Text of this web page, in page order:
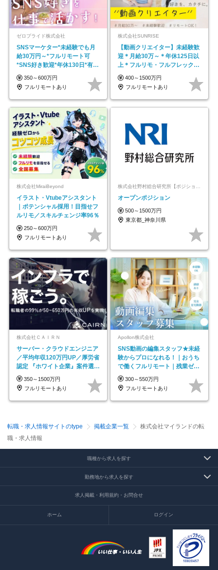
ゼロプライド株式会社
SNSマーケター*未経験でも月
給30万円～*フルリモート可
*SNS好き歓迎*年休130日*有休
取得率100%
350～600万円
フルリモートあり
株式会社SUNRISE
【動画クリエイター】未経験歓
迎＊月給30万～＊年休125日以
上＊フルリモ・フルフレックス
◆10名の採用が決定◆
400～1500万円
フルリモートあり
株式会社MiraiBeyond
イラスト・Vtubeアシスタント
｜ポテンシャル採用！目指せフ
ルリモ／スキルチェンジ率96％
250～600万円
フルリモートあり
株式会社野村総合研究所【ポジションマッチ登録】
オープンポジション
500～1500万円
東京都_神奈川県
株式会社ＣＡＩＲＮ
サーバー・クラウドエンジニア
／平均年収120万円UP／厚労省
認定 『ホワイト企業』案件選択
制度／年休129日
350～1500万円
フルリモートあり
Apollon株式会社
SNS動画の編集スタッフ★未経
験からプロになれる！｜おうち
で働くフルリモート｜残業ゼロ
で18時退勤◎
300～550万円
フルリモートあり
転職・求人情報サイトのtype 掲載企業一覧
株式会社マイランドの転
職・求人情報
職種から求人を探す
勤務地から求人を探す
求人掲載・利用規約・お問合せ
ホーム ログイン